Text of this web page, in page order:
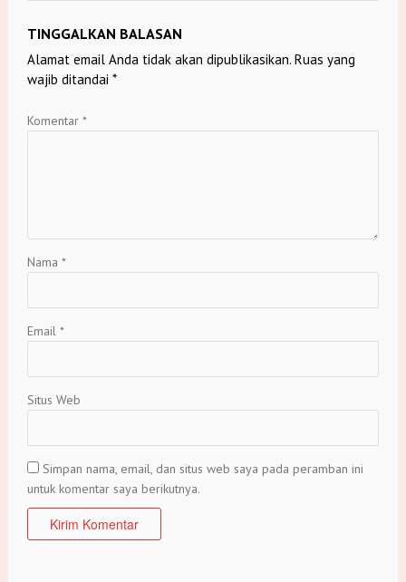
TINGGALKAN BALASAN
Alamat email Anda tidak akan dipublikasikan. Ruas yang
wajib ditandai *
Komentar *
Nama *
Email *
Situs Web
Simpan nama, email, dan situs web saya pada peramban ini
untuk komentar saya berikutnya.